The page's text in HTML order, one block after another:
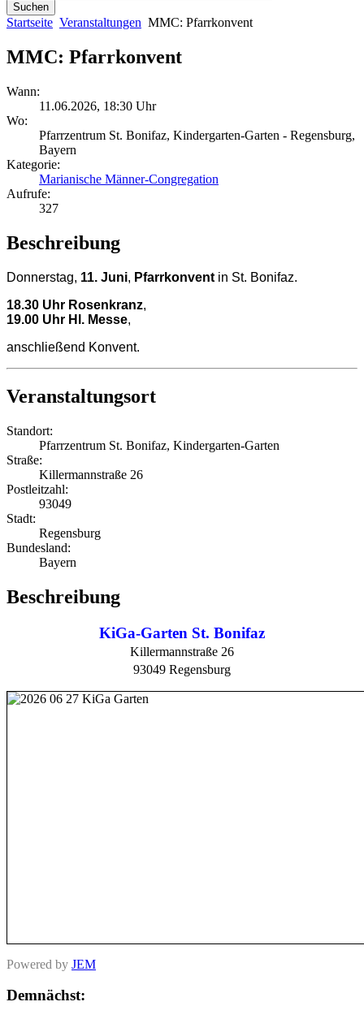
Startseite Veranstaltungen MMC: Pfarrkonvent
MMC: Pfarrkonvent
Wann:
11.06.2026, 18:30 Uhr
Wo:
Pfarrzentrum St. Bonifaz, Kindergarten-Garten - Regensburg,
Bayern
Kategorie:
Marianische Männer-Congregation
Aufrufe:
327
Beschreibung
Donnerstag, 11. Juni, Pfarrkonvent in St. Bonifaz.
18.30 Uhr Rosenkranz,
19.00 Uhr Hl. Messe,
anschließend Konvent.
Veranstaltungsort
Standort:
Pfarrzentrum St. Bonifaz, Kindergarten-Garten
Straße:
Killermannstraße 26
Postleitzahl:
93049
Stadt:
Regensburg
Bundesland:
Bayern
Beschreibung
KiGa-Garten St. Bonifaz
Killermannstraße 26
93049 Regensburg
Powered by JEM
Demnächst: